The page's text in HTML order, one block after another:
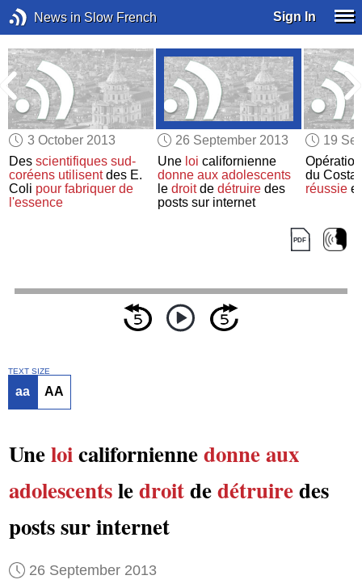
News in Slow French Sign In
3 October 2013
Desscientifiques sud-
coréens utilisentdes E.
Coli pour fabriquer de
l'essence
26 September 2013
Une loi californienne
donne aux adolescents
le droitde détruiredes
posts sur internet
19
du Costa
réussie
TEXT SIZE
aa AA
Uneloicaliforniennedonne aux
adolescentsledroitdedétruiredes
posts sur internet
26 September 2013